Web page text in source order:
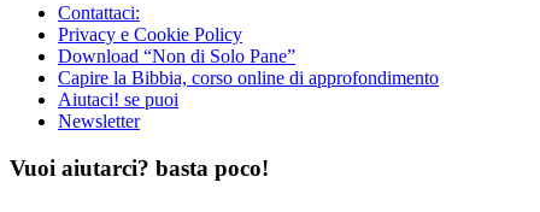
Contattaci:
Privacy e Cookie Policy
Download “Non di Solo Pane”
Capire la Bibbia, corso online di approfondimento
Aiutaci! se puoi
Newsletter
Vuoi aiutarci? basta poco!